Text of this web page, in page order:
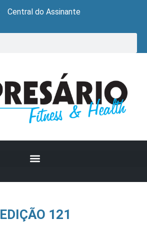
Central do Assinante
EDIÇÃO 121